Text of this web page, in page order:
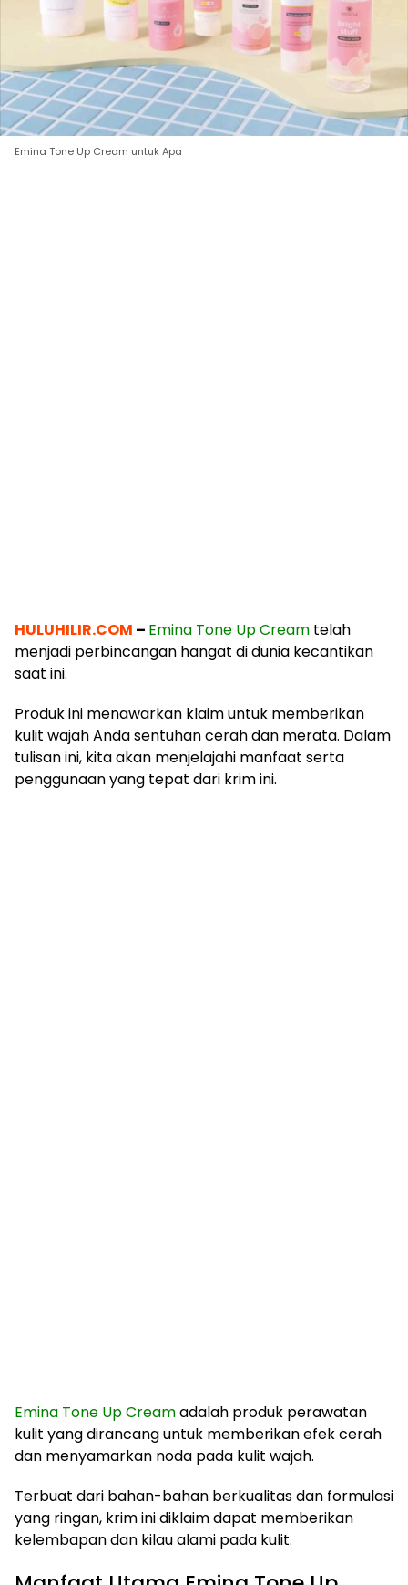
Emina Tone Up Cream untuk Apa
HULUHILIR.COM – Emina Tone Up Cream telah
menjadi perbincangan hangat di dunia kecantikan
saat ini.
Produk ini menawarkan klaim untuk memberikan
kulit wajah Anda sentuhan cerah dan merata. Dalam
tulisan ini, kita akan menjelajahi manfaat serta
penggunaan yang tepat dari krim ini.
Emina Tone Up Creamadalah produk perawatan
kulit yang dirancang untuk memberikan efek cerah
dan menyamarkan noda pada kulit wajah.
Terbuat dari bahan-bahan berkualitas dan formulasi
yang ringan, krim ini diklaim dapat memberikan
kelembapan dan kilau alami pada kulit.